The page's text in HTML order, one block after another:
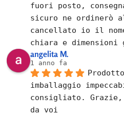
fuori posto,
sicuro ne ordinerò
cancellato io il
chiara e dimensioni
angelita M.
1 anno fa
imballaggio
consigliato.
da voi